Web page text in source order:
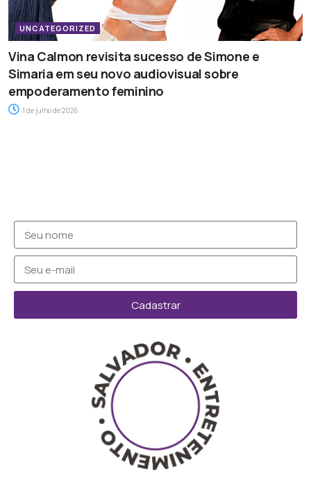
UNCATEGORIZED
Vina Calmon revisita sucesso de Simone e
Simaria em seu novo audiovisual sobre
empoderamento feminino
1 de julho de 2026
Cadastrar